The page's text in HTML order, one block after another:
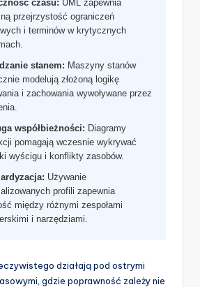
czasu: UML zapewnia
przejrzystość ograniczeń
i terminów w krytycznych
stanem: Maszyny stanów
modelują złożoną logikę
i zachowania wywoływane przez
współbieżności: Diagramy
pomagają wczesnie wykrywać
wyścigu i konflikty zasobów.
Używanie
profili zapewnia
między różnymi zespołami
i narzędziami.
działają pod ostrymi
gdzie poprawność zależy nie